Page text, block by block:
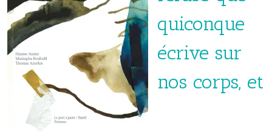
quiconque
écrive sur
nos corps, et